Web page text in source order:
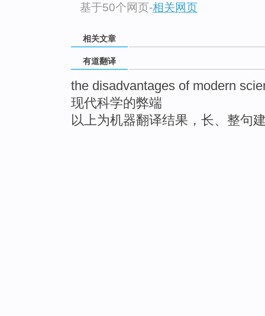
基于50个网页-相关网页
相关文章
有道翻译
the disadvantages of modern
现代科学的弊端
以上为机器翻译结果，长、整句